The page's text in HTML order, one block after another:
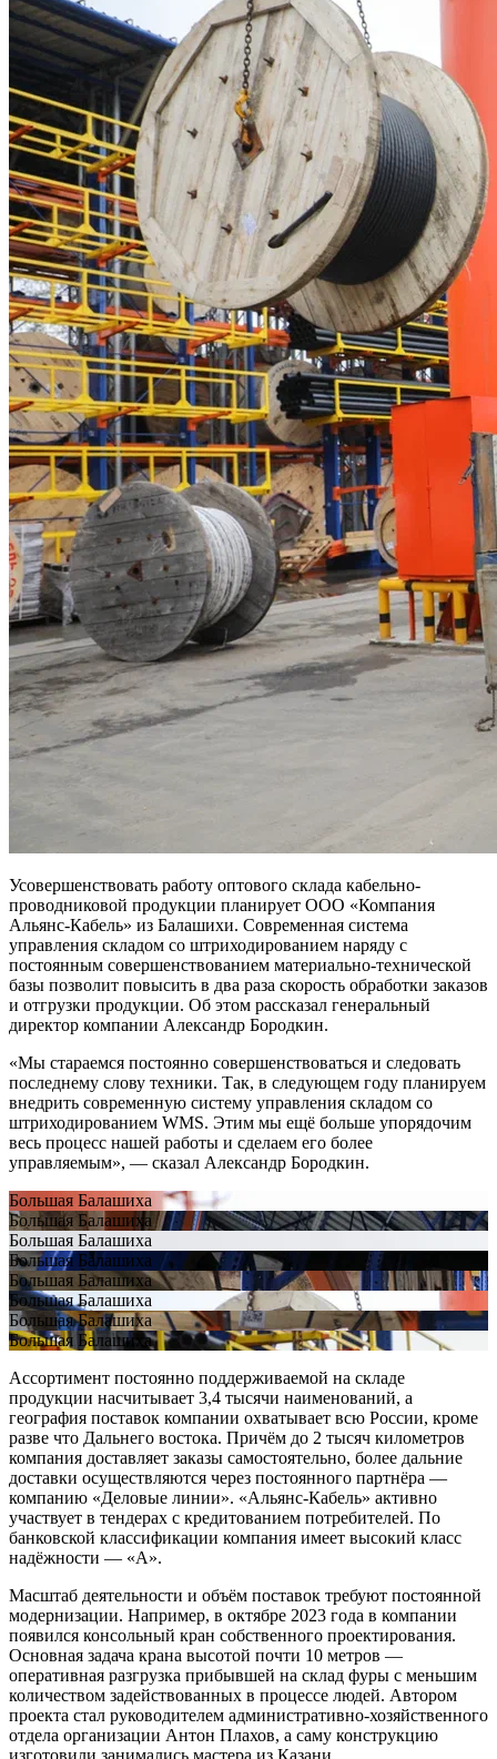
Усовершенствовать работу оптового склада кабельно-
проводниковой продукции планирует ООО «Компания
Альянс-Кабель» из Балашихи. Современная система
управления складом со штриходированием наряду с
постоянным совершенствованием материально-технической
базы позволит повысить в два раза скорость обработки заказов
и отгрузки продукции. Об этом рассказал генеральный
директор компании Александр Бородкин.
«Мы стараемся постоянно совершенствоваться и следовать
последнему слову техники. Так, в следующем году планируем
внедрить современную систему управления складом со
штриходированием WMS. Этим мы ещё больше упорядочим
весь процесс нашей работы и сделаем его более
управляемым», — сказал Александр Бородкин.
Большая Балашиха
Большая Балашиха
Большая Балашиха
Большая Балашиха
Большая Балашиха
Большая Балашиха
Большая Балашиха
Большая Балашиха
Ассортимент постоянно поддерживаемой на складе
продукции насчитывает 3,4 тысячи наименований, а
география поставок компании охватывает всю России, кроме
разве что Дальнего востока. Причём до 2 тысяч километров
компания доставляет заказы самостоятельно, более дальние
доставки осуществляются через постоянного партнёра —
компанию «Деловые линии». «Альянс-Кабель» активно
участвует в тендерах с кредитованием потребителей. По
банковской классификации компания имеет высокий класс
надёжности — «А».
Масштаб деятельности и объём поставок требуют постоянной
модернизации. Например, в октябре 2023 года в компании
появился консольный кран собственного проектирования.
Основная задача крана высотой почти 10 метров —
оперативная разгрузка прибывшей на склад фуры с меньшим
количеством задействованных в процессе людей. Автором
проекта стал руководителем административно-хозяйственного
отдела организации Антон Плахов, а саму конструкцию
изготовили занимались мастера из Казани.